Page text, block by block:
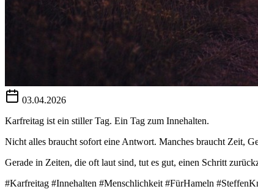
03.04.2026
Karfreitag ist ein stiller Tag. Ein Tag zum Innehalten.
Nicht alles braucht sofort eine Antwort. Manches braucht Zeit,
Gerade in Zeiten, die oft laut sind, tut es gut, einen Schritt
#Karfreitag #Innehalten #Menschlichkeit #FürHameln